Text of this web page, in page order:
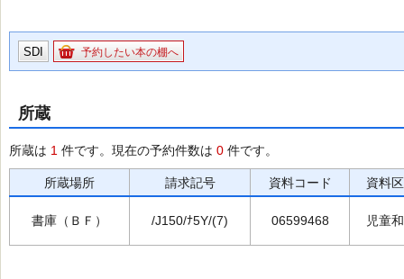
SDI 予約したい本の棚へ
所蔵
所蔵は 1 件です。現在の予約件数は 0 件です。
所蔵場所 請求記号 資料コード 資料
書庫（ＢＦ） /J150/ﾅ5Y/(7) 06599468 児童